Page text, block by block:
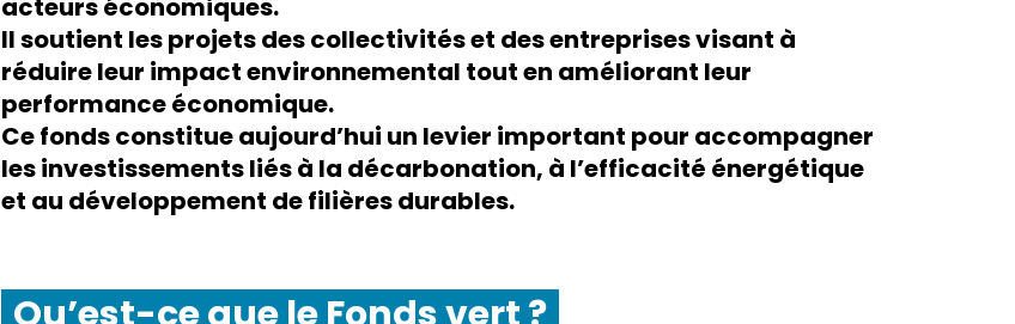
acteurs économiques.
Il soutient les projets des collectivités et des entreprises visant à
réduire leur impact environnemental tout en améliorant leur
performance économique.
Ce fonds constitue aujourd’hui un levier important pour accompagner
les investissements liés à la décarbonation, à l’efficacité énergétique
et au développement de filières durables.